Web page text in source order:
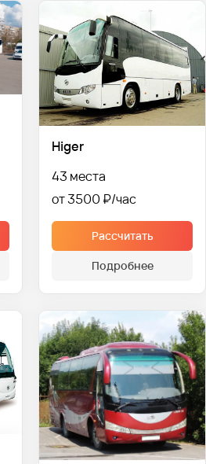
Higer
43 места
от 3500 ₽
Рассчитать
Подробнее